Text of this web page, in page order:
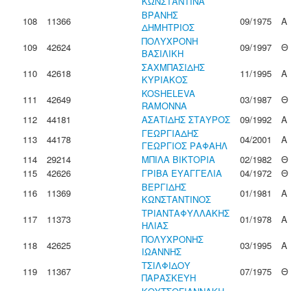
108
11366
ΒΡΑΝΗΣ
ΔΗΜΗΤΡΙΟΣ
09/1975
Α
109
42624
ΠΟΛΥΧΡΟΝΗ
ΒΑΣΙΛΙΚΗ
09/1997
Θ
110
42618
ΣΑΧΜΠΑΣΙΔΗΣ
ΚΥΡΙΑΚΟΣ
11/1995
Α
111
42649
KOSHELEVA
RAMONNA
03/1987
Θ
112
44181 ΑΣΑΤΙΔΗΣ ΣΤΑΥΡΟΣ 09/1992
Α
113
44178
ΓΕΩΡΓΙΑΔΗΣ
ΓΕΩΡΓΙΟΣ ΡΑΦΑΗΛ
04/2001
Α
114
29214 ΜΠΙΛΑ ΒΙΚΤΟΡΙΑ 02/1982
Θ
115
42626 ΓΡΙΒΑ ΕΥΑΓΓΕΛΙΑ 04/1972
Θ
116
11369
ΒΕΡΓΙΔΗΣ
ΚΩΝΣΤΑΝΤΙΝΟΣ
01/1981
Α
117
11373
ΤΡΙΑΝΤΑΦΥΛΛΑΚΗΣ
ΗΛΙΑΣ
01/1978
Α
118
42625
ΠΟΛΥΧΡΟΝΗΣ
ΙΩΑΝΝΗΣ
03/1995
Α
119
11367
ΤΣΙΛΦΙΔΟΥ
ΠΑΡΑΣΚΕΥΗ
07/1975
Θ